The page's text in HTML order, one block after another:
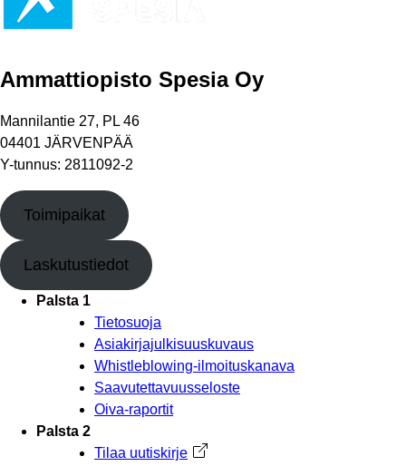
Ammattiopisto Spesia Oy
Mannilantie 27, PL 46
04401 JÄRVENPÄÄ
Y-tunnus: 2811092-2
Toimipaikat
Laskutustiedot
Palsta 1
Tietosuoja
Asiakirjajulkisuuskuvaus
Whistleblowing-ilmoituskanava
Saavutettavuusseloste
Oiva-raportit
Palsta 2
Tilaa uutiskirje Avautuu uuteen välilehteen